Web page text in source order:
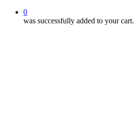
0
was successfully added to your cart.